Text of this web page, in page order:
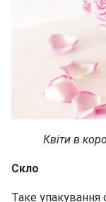
Квіти в
Скло
Таке упакування